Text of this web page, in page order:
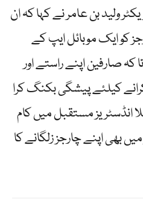
ولید بن عامر نے کہا کہ ان
کو ایک موبائل ایپ کے
صارفین اپنے راستے اور
کیلئے پیشگی بکنگ کرا
انڈسٹریز مستقبل میں کام
بھی اپنے چارجز زلگانے کا